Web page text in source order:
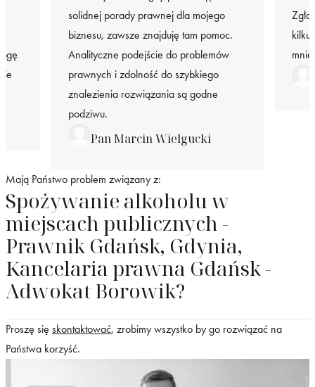
solidnej porady prawnej dla mojego
biznesu, zawsze znajduję tam pomoc.
Analityczne podejście do problemów
prawnych i zdolność do szybkiego
znalezienia rozwiązania są godne
podziwu.
Pan Marcin Wielgucki
kilku
Mają Państwo problem związany z:
Spożywanie alkoholu w
miejscach publicznych -
Prawnik Gdańsk, Gdynia,
Kancelaria prawna Gdańsk -
Adwokat Borowik?
Proszę się skontaktować, zrobimy wszystko by go rozwiązać na
Państwa korzyść.